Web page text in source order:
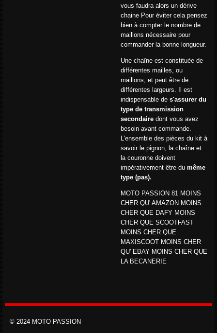
vous faudra alors un dérive
chaine Pour éviter cela pensez
bien à compter le nombre de
maillons nécessaire pour
commander la bonne longueur.
Une chaîne est constituée de
différentes mailles, ou
maillons, et peut être de
différentes largeurs. Il est
indispensable de s'assurer du
type de transmission
secondaire dont vous avez
besoin avant commande.
L'ensemble des pièces du kit à
savoir le pignon, la chaîne et
la couronne doivent
impérativement être du même
type (pas).
MOTO PASSION 81 MOINS
CHER QU' AMAZON MOINS
CHER QUE DAFY MOINS
CHER QUE SCOOTFAST
MOINS CHER QUE
MAXISCOOT MOINS CHER
QU' EBAY MOINS CHER QUE
LA BECANERIE
© 2024 MOTO PASSION